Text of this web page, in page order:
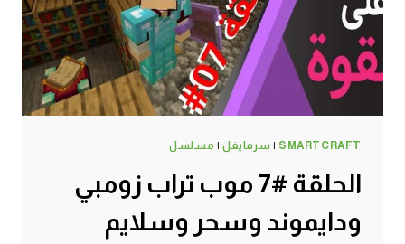
SMARTCRAFT
| سرفايفل| مسلسل
الحلقة #7 موب تراب زومبي
ودايموند وسحر وسلايم